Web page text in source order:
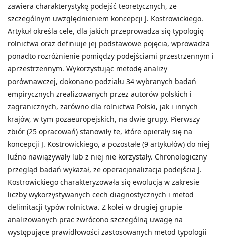
zawiera charakterystykę podejść teoretycznych, ze
szczególnym uwzględnieniem koncepcji J. Kostrowickiego.
Artykuł określa cele, dla jakich przeprowadza się typologię
rolnictwa oraz definiuje jej podstawowe pojęcia, wprowadza
ponadto rozróżnienie pomiędzy podejściami przestrzennym i
aprzestrzennym. Wykorzystując metodę analizy
porównawczej, dokonano podziału 34 wybranych badań
empirycznych zrealizowanych przez autorów polskich i
zagranicznych, zarówno dla rolnictwa Polski, jak i innych
krajów, w tym pozaeuropejskich, na dwie grupy. Pierwszy
zbiór (25 opracowań) stanowiły te, które opierały się na
koncepcji J. Kostrowickiego, a pozostałe (9 artykułów) do niej
luźno nawiązywały lub z niej nie korzystały. Chronologiczny
przegląd badań wykazał, że operacjonalizacja podejścia J.
Kostrowickiego charakteryzowała się ewolucją w zakresie
liczby wykorzystywanych cech diagnostycznych i metod
delimitacji typów rolnictwa. Z kolei w drugiej grupie
analizowanych prac zwrócono szczególną uwagę na
występujące prawidłowości zastosowanych metod typologii